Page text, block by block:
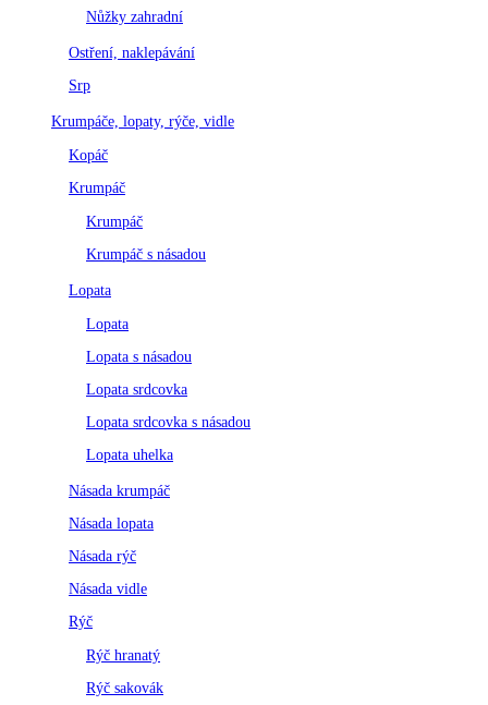
Nůžky zahradní
Ostření, naklepávání
Srp
Krumpáče, lopaty, rýče, vidle
Kopáč
Krumpáč
Krumpáč
Krumpáč s násadou
Lopata
Lopata
Lopata s násadou
Lopata srdcovka
Lopata srdcovka s násadou
Lopata uhelka
Násada krumpáč
Násada lopata
Násada rýč
Násada vidle
Rýč
Rýč hranatý
Rýč sakovák